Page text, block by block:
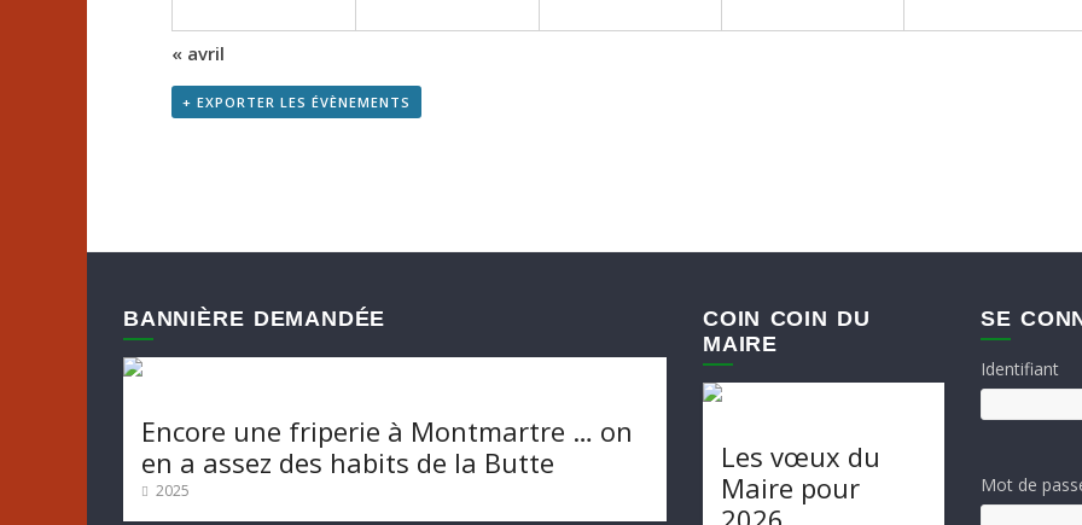
e
n
t
s
« avril
+ EXPORTER LES ÉVÈNEMENTS
BANNIÈRE DEMANDÉE
Encore une friperie à Montmartre … on
en a assez des habits de la Butte
2025
COIN COIN DU
MAIRE
Les vœux du
Maire pour
SE
Identifiant
Mot de